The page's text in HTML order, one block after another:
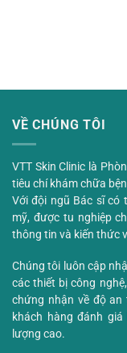
VỀ CHÚNG TÔI
VTT Skin Clinic là
tiêu chí khám chữa
Với đội ngũ Bác sĩ có
mỹ, được tu nghiệp
thông tin và kiến thức
Chúng tôi luôn cập
các thiết bị công
chứng nhận về độ an
khách hàng đánh
lượng cao.